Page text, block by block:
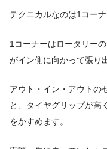
テクニカルなのは1コーナ
1コーナーはロータリー
がイン側に向かって張り
アウト・イン・アウトの
と、タイヤグリップが高
をかすめます。